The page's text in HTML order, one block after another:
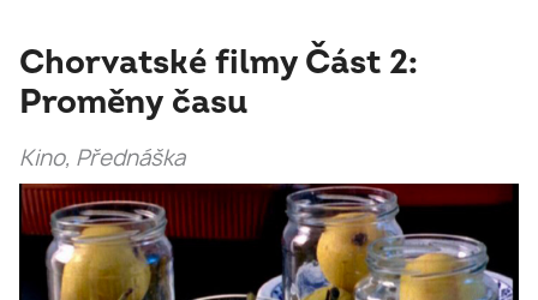
Chorvatské filmy Část 2:
Proměny času
Kino, Přednáška